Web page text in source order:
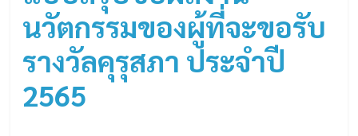
นวัตกรรมของผู้ที่จะขอรับ
รางวัลคุรุสภา ประจำปี
2565